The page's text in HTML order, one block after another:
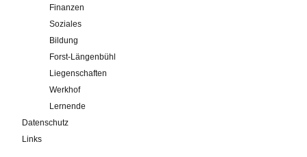
Finanzen
Soziales
Bildung
Forst-Längenbühl
Liegenschaften
Werkhof
Lernende
Datenschutz
Links